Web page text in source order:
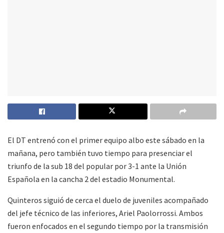
El DT entrenó con el primer equipo albo este sábado en la
mañana, pero también tuvo tiempo para presenciar el
triunfo de la sub 18 del popular por 3-1 ante la Unión
Española en la cancha 2 del estadio Monumental.
Quinteros siguió de cerca el duelo de juveniles acompañado
del jefe técnico de las inferiores, Ariel Paolorrossi. Ambos
fueron enfocados en el segundo tiempo por la transmisión